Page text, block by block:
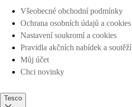
Všeobecné obchodní podmínky
Ochrana osobních údajů a cookies
Nastavení soukromí a cookies
Pravidla akčních nabídek a soutěží
Můj účet
Chci novinky
Tesco